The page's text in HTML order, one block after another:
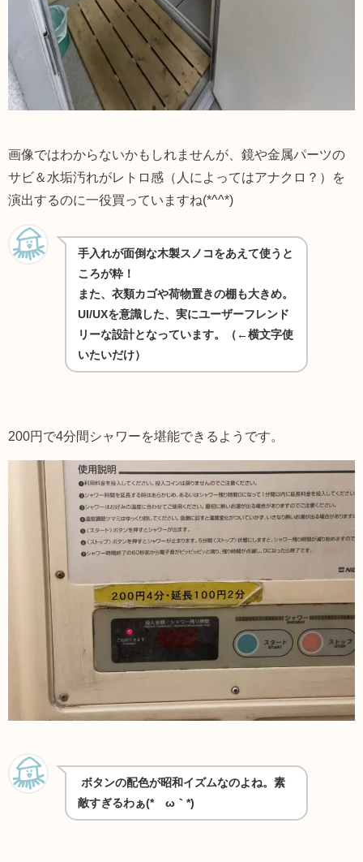
画像ではわからないかもしれませんが、鏡や金属パーツの
サビ＆水垢汚れがレトロ感（人によってはアナクロ？）を
演出するのに一役買っていますね(*^^*)
手入れが面倒な木製スノコをあえて使うと
ころが粋！
また、衣類カゴや荷物置きの棚も大きめ。
UI/UXを意識した、実にユーザーフレンド
リーな設計となっています。（←横文字使
いたいだけ）
200円で4分間シャワーを堪能できるようです。
ボタンの配色が昭和イズムなのよね。素
敵すぎるわぁ(*´ω｀*)